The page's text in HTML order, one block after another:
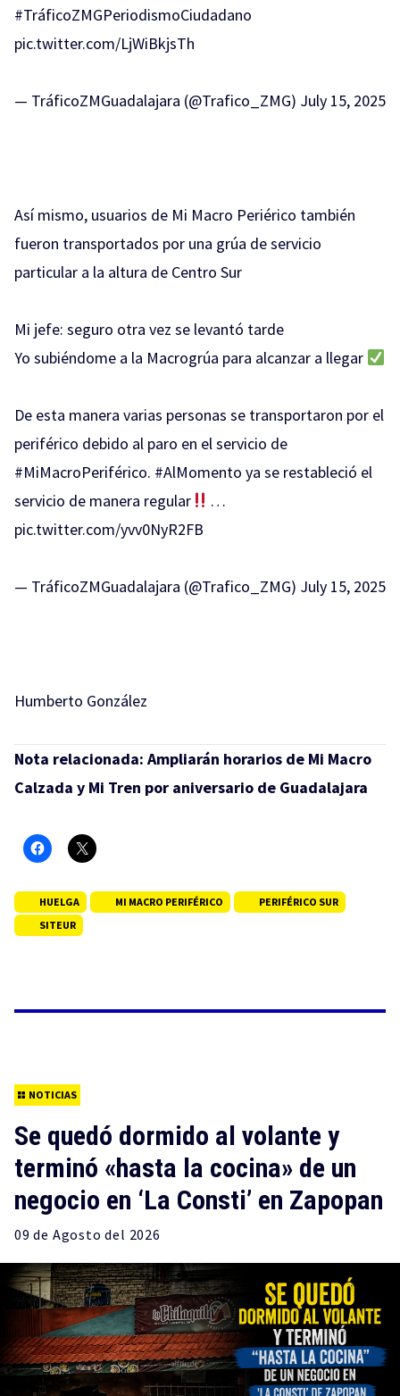
#TráficoZMGPeriodismoCiudadano
pic.twitter.com/LjWiBkjsTh
— TráficoZMGuadalajara (@Trafico_ZMG) July 15, 2025
Así mismo, usuarios de Mi Macro Periérico también
fueron transportados por una grúa de servicio
particular a la altura de Centro Sur
Mi jefe: seguro otra vez se levantó tarde
Yo subiéndome a la Macrogrúa para alcanzar a llegar
De esta manera varias personas se transportaron por el
periférico debido al paro en el servicio de
#MiMacroPeriférico. #AlMomento ya se restableció el
servicio de manera regular
…
pic.twitter.com/yvv0NyR2FB
— TráficoZMGuadalajara (@Trafico_ZMG) July 15, 2025
Humberto González
Nota relacionada: Ampliarán horarios de Mi Macro
Calzada y Mi Tren por aniversario de Guadalajara
HUELGA MI MACRO PERIFÉRICO
PERIFÉRICO SUR
SITEUR
NOTICIAS
Se quedó dormido al volante y
terminó «hasta la cocina» de un
negocio en ‘La Consti’ en Zapopan
09 de Agosto del 2026